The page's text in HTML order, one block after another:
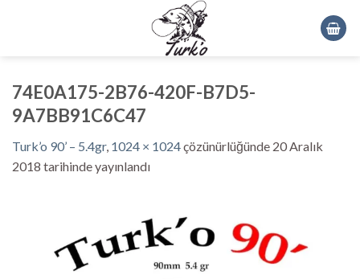
74E0A175-2B76-420F-B7D5-
9A7BB91C6C47
Turk’o 90’ – 5.4gr, 1024 × 1024çözünürlüğünde 20 Aralık
2018 tarihinde yayınlandı